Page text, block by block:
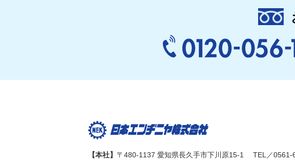
【本社】 〒480-1137 愛知県長久手市下川原15-1 TEL／0561-